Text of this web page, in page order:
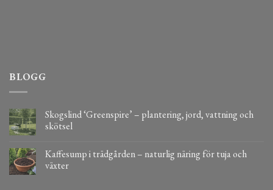
BLOGG
Skogslind ‘Greenspire’ – plantering, jord, vattning och
skötsel
Kaffesump i trädgården – naturlig näring för tuja och
växter